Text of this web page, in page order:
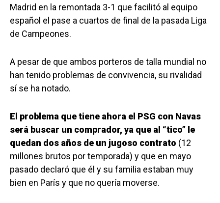
Madrid en la remontada 3-1 que facilitó al equipo
español el pase a cuartos de final de la pasada Liga
de Campeones.
A pesar de que ambos porteros de talla mundial no
han tenido problemas de convivencia, su rivalidad
sí se ha notado.
El problema que tiene ahora el PSG con Navas
será buscar un comprador, ya que al “tico” le
quedan dos años de un jugoso contrato (12
millones brutos por temporada) y que en mayo
pasado declaró que él y su familia estaban muy
bien en París y que no quería moverse.